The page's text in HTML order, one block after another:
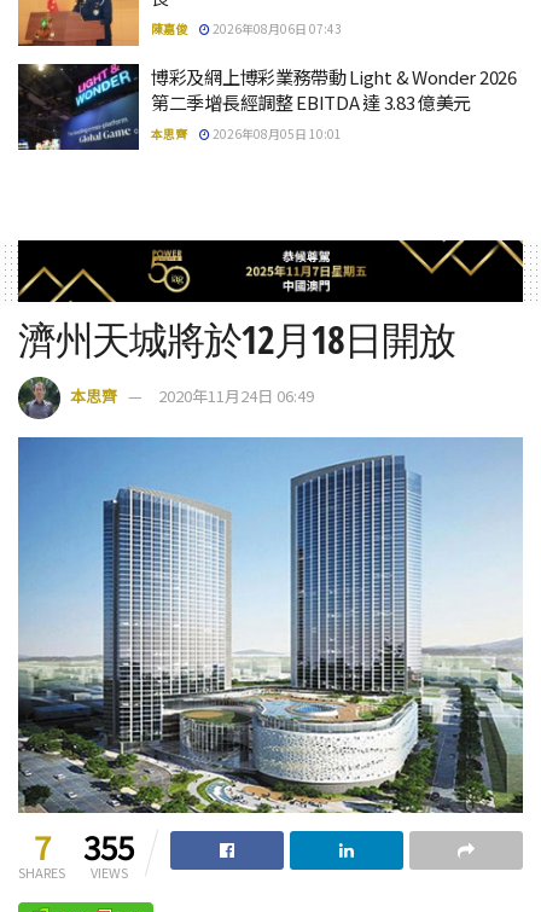
陳嘉俊 2026年08月06日 07:43
博彩及網上博彩業務帶動 Light & Wonder 2026
第二季增長經調整 EBITDA 達 3.83 億美元
本思齊 2026年08月05日 10:01
濟州天城將於12月18日開放
本思齊 2020年11月24日 06:49
7
SHARES
355
VIEWS